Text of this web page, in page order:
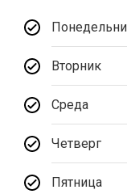
Вторник
Среда
Четверг
Пятница